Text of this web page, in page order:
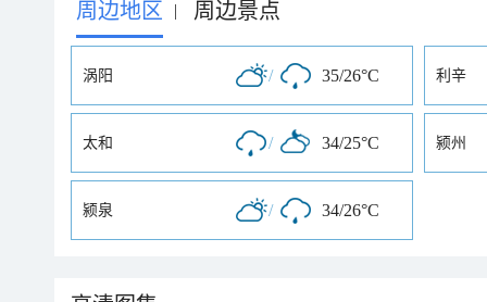
周边地区 | 周边景点
涡阳 / 35/26°C 利辛
太和 / 34/25°C 颍州
颍泉 / 34/26°C